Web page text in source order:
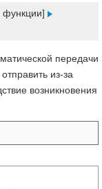
передачи
из-за
возникновения